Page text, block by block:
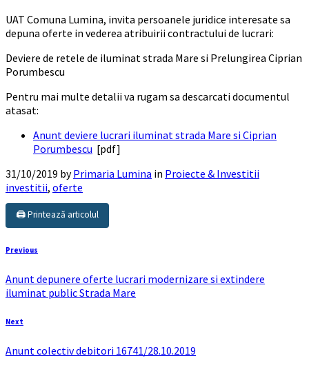
UAT Comuna Lumina, invita persoanele juridice interesate sa
depuna oferte in vederea atribuirii contractului de lucrari:
Deviere de retele de iluminat strada Mare si Prelungirea Ciprian
Porumbescu
Pentru mai multe detalii va rugam sa descarcati documentul
atasat:
Anunt deviere lucrari iluminat strada Mare si Ciprian
Porumbescu [pdf]
31/10/2019 byPrimaria Lumina in Proiecte & Investitii
investitii, oferte
🖨️ Printează articolul
Previous
Anunt depunere oferte lucrari modernizare si extindere
iluminat public Strada Mare
Next
Anunt colectiv debitori 16741/28.10.2019